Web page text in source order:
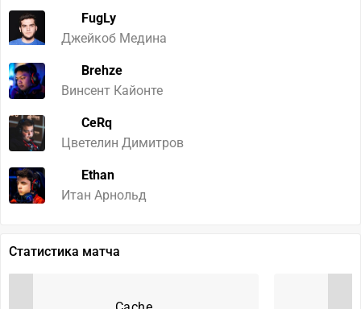
FugLy
Джейкоб Медина
Brehze
Винсент Кайонте
CeRq
Цветелин Димитров
Ethan
Итан Арнольд
Статистика матча